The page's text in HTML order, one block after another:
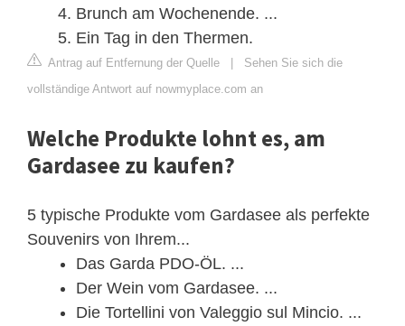
Brunch am Wochenende. ...
Ein Tag in den Thermen.
Antrag auf Entfernung der Quelle | Sehen Sie sich die
vollständige Antwort auf nowmyplace.com an
Welche Produkte lohnt es, am
Gardasee zu kaufen?
5 typische Produkte vom Gardasee als perfekte
Souvenirs von Ihrem...
Das Garda PDO-ÖL. ...
Der Wein vom Gardasee. ...
Die Tortellini von Valeggio sul Mincio. ...